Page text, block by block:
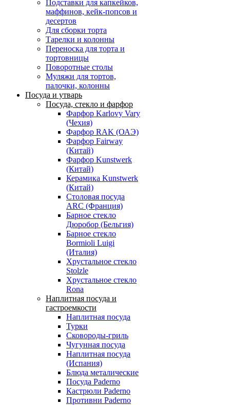
Подставки для капкейков,
маффинов, кейк-попсов и
десертов
Для сборки торта
Тарелки и колонны
Переноска для торта и
тортовницы
Поворотные столы
Муляжи для тортов,
палочки, колонны
Посуда и утварь
Посуда, стекло и фарфор
Фарфор Karlovy Vary
(Чехия)
Фарфор RAK (ОАЭ)
Фарфор Fairway
(Китай)
Фарфор Kunstwerk
(Китай)
Керамика Kunstwerk
(Китай)
Столовая посуда
ARC (Франция)
Барное стекло
Дюробор (Бельгия)
Барное стекло
Bormioli Luigi
(Италия)
Хрустальное стекло
Stolzle
Хрустальное стекло
Rona
Наплитная посуда и
гастроемкости
Наплитная посуда
Турки
Сковороды-гриль
Чугунная посуда
Наплитная посуда
(Испания)
Блюда металические
Посуда Paderno
Кастрюли Paderno
Противни Paderno